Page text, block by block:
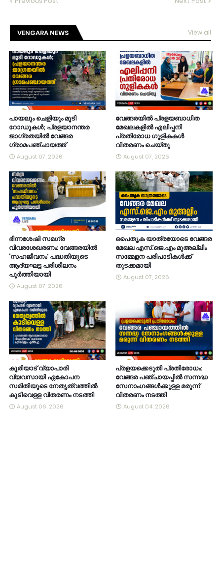
VENGARA NEWS View all
പായലും ചെളിയും മൂടി
റോഡുകൾ; പ്രളയാനന്തര
ജാഗ്രതയിൽ വേങ്ങര
ഗ്രാമപഞ്ചായത്ത്
August 07, 2026
വേങ്ങരയിൽ പ്രളയബാധിത
മേഖലകളിൽ എലിപ്പനി
പ്രതിരോധ ഗുളികകൾ
വിതരണം ചെയ്തു
August 07, 2026
ഭിന്നശേഷി സമഗ്ര
വിവരശേഖരണം: വേങ്ങരയിൽ
‘സഹജീവനം’ പദ്ധതിയുടെ
ആദ്യഘട്ട പരിശീലനം
പൂർത്തിയായി
August 07, 2026
പൈതൃക യാത്രയോടെ വേങ്ങര
മേഖല എസ്.ജെ.എം മുഅല്ലിം
സമ്മേളന പരിപാടികൾക്ക്
തുടക്കമായി
August 07, 2026
കൂരിയാട് വ്യാപാരി
വ്യവസായി ഏകോപന
സമിതിയുടെ നേതൃത്വത്തിൽ
കുടിവെള്ള വിതരണം നടത്തി
August 06, 2026
പ്രളയക്കെടുതി പ്രതിരോധം:
വേങ്ങര പഞ്ചായപ്പിൽ സന്നദ്ധ
സേനാംഗങ്ങൾക്കുള്ള മരുന്ന്
വിതരണം നടത്തി
August 04, 2026